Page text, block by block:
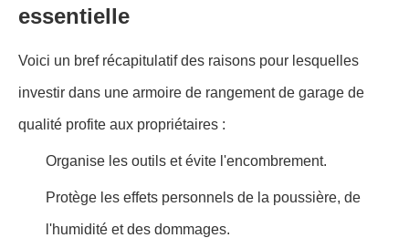
essentielle
Voici un bref récapitulatif des raisons pour lesquelles
investir dans une armoire de rangement de garage de
qualité profite aux propriétaires :
Organise les outils et évite l'encombrement.
Protège les effets personnels de la poussière, de
l'humidité et des dommages.